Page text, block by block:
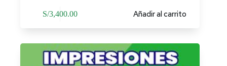
S/3,400.00 Añadir al carrito